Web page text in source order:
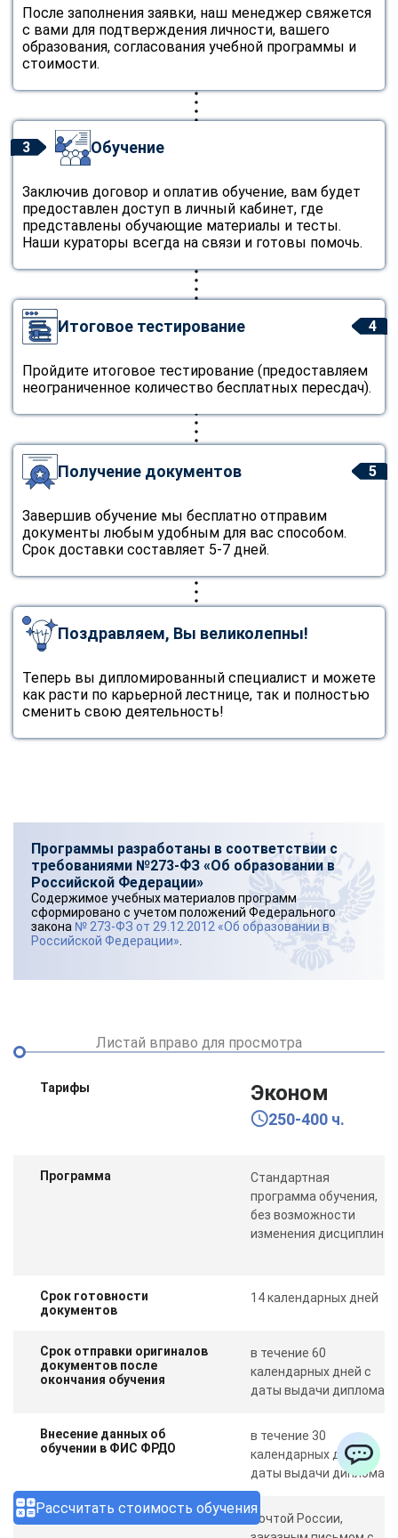
Рассчитать стоимость обучения
После заполнения заявки, наш менеджер свяжется
с вами для подтверждения личности, вашего
образования, согласования учебной программы и
стоимости.
3 Обучение
Заключив договор и оплатив обучение, вам будет
предоставлен доступ в личный кабинет, где
представлены обучающие материалы и тесты.
Наши кураторы всегда на связи и готовы помочь.
4
Итоговое тестирование
Пройдите итоговое тестирование (предоставляем
неограниченное количество бесплатных пересдач).
5
Получение документов
Завершив обучение мы бесплатно отправим
документы любым удобным для вас способом.
Срок доставки составляет 5-7 дней.
Поздравляем, Вы великолепны!
Теперь вы дипломированный специалист и можете
как расти по карьерной лестнице, так и полностью
сменить свою деятельность!
Программы разработаны в соответствии с
требованиями №273-ФЗ «Об образовании в
Российской Федерации»
Содержимое учебных материалов программ
сформировано с учетом положений Федерального
закона № 273-ФЗ от 29.12.2012 «Об образовании в
Российской Федерации»
Листай вправо для просмотра
Тарифы Эконом
250-400 ч.
Программа
Стандартная
программа обучения,
без возможности
изменения дисциплин
Срок готовности
документов
14 календарных дней
Срок отправки оригиналов
документов после
окончания обучения
в течение 60
календарных дней с
даты выдачи диплома
Внесение данных об
обучении в ФИС ФРДО
в течение 30
календарных дней с
даты выдачи диплома
Отправка документов
Почтой России,
Свяжитесь с нами через любой удобный мессенджер!
Telegram WhatsApp
Vkontakte EMail
ChatApp